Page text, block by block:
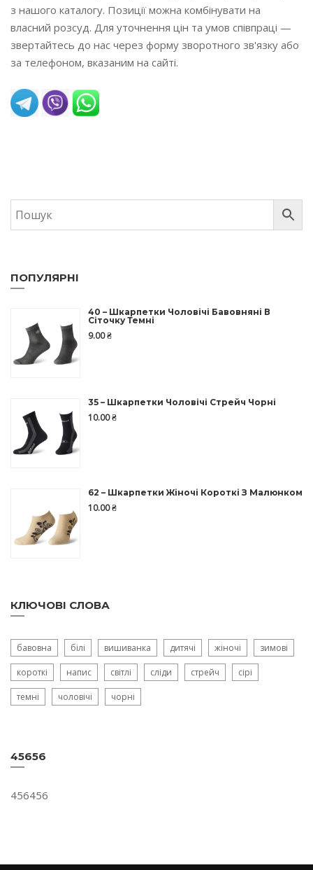
з нашого каталогу. Позиції можна комбінувати на
власний розсуд. Для уточнення цін та умов співпраці —
звертайтесь до нас через форму зворотного зв'язку або
за телефоном, вказаним на сайті.
ПОПУЛЯРНІ
40 – Шкарпетки Чоловічі Бавовняні В
Сіточку Темні
9.00₴
35 – Шкарпетки Чоловічі Стрейч Чорні
10.00₴
62 – Шкарпетки Жіночі Короткі З Малюнком
10.00₴
КЛЮЧОВІ СЛОВА
бавовна білі вишиванка дитячі жіночі зимові
короткі напис світлі сліди стрейч сірі
темні чоловічі чорні
45656
456456